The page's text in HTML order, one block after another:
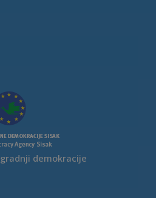
demokracije